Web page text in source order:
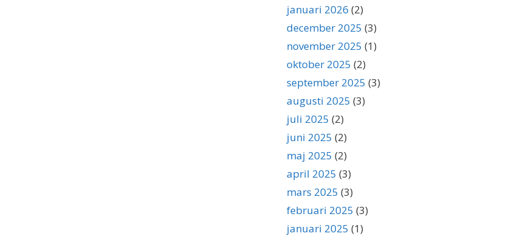
januari 2026 (2)
december 2025 (3)
november 2025 (1)
oktober 2025 (2)
september 2025 (3)
augusti 2025 (3)
juli 2025 (2)
juni 2025 (2)
maj 2025 (2)
april 2025 (3)
mars 2025 (3)
februari 2025 (3)
januari 2025 (1)